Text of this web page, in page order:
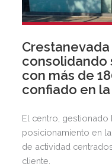
consolidando
con más de
confiado en
El centro, gestionado
posicionamiento en
de actividad
cliente.